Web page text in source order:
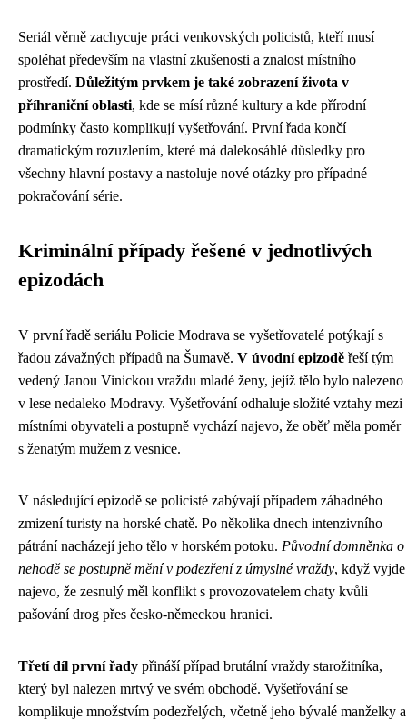
Seriál věrně zachycuje práci venkovských policistů, kteří musí
spoléhat především na vlastní zkušenosti a znalost místního
prostředí. Důležitým prvkem je také zobrazení života v
příhraniční oblasti, kde se mísí různé kultury a kde přírodní
podmínky často komplikují vyšetřování. První řada končí
dramatickým rozuzlením, které má dalekosáhlé důsledky pro
všechny hlavní postavy a nastoluje nové otázky pro případné
pokračování série.
Kriminální případy řešené v jednotlivých
epizodách
V první řadě seriálu Policie Modrava se vyšetřovatelé potýkají s
řadou závažných případů na Šumavě. V úvodní epizodě řeší tým
vedený Janou Vinickou vraždu mladé ženy, jejíž tělo bylo nalezeno
v lese nedaleko Modravy. Vyšetřování odhaluje složité vztahy mezi
místními obyvateli a postupně vychází najevo, že oběť měla poměr
s ženatým mužem z vesnice.
V následující epizodě se policisté zabývají případem záhadného
zmizení turisty na horské chatě. Po několika dnech intenzivního
pátrání nacházejí jeho tělo v horském potoku. Původní domněnka o
nehodě se postupně mění v podezření z úmyslné vraždy, když vyjde
najevo, že zesnulý měl konflikt s provozovatelem chaty kvůli
pašování drog přes česko-německou hranici.
Třetí díl první řady přináší případ brutální vraždy starožitníka,
který byl nalezen mrtvý ve svém obchodě. Vyšetřování se
komplikuje množstvím podezřelých, včetně jeho bývalé manželky a